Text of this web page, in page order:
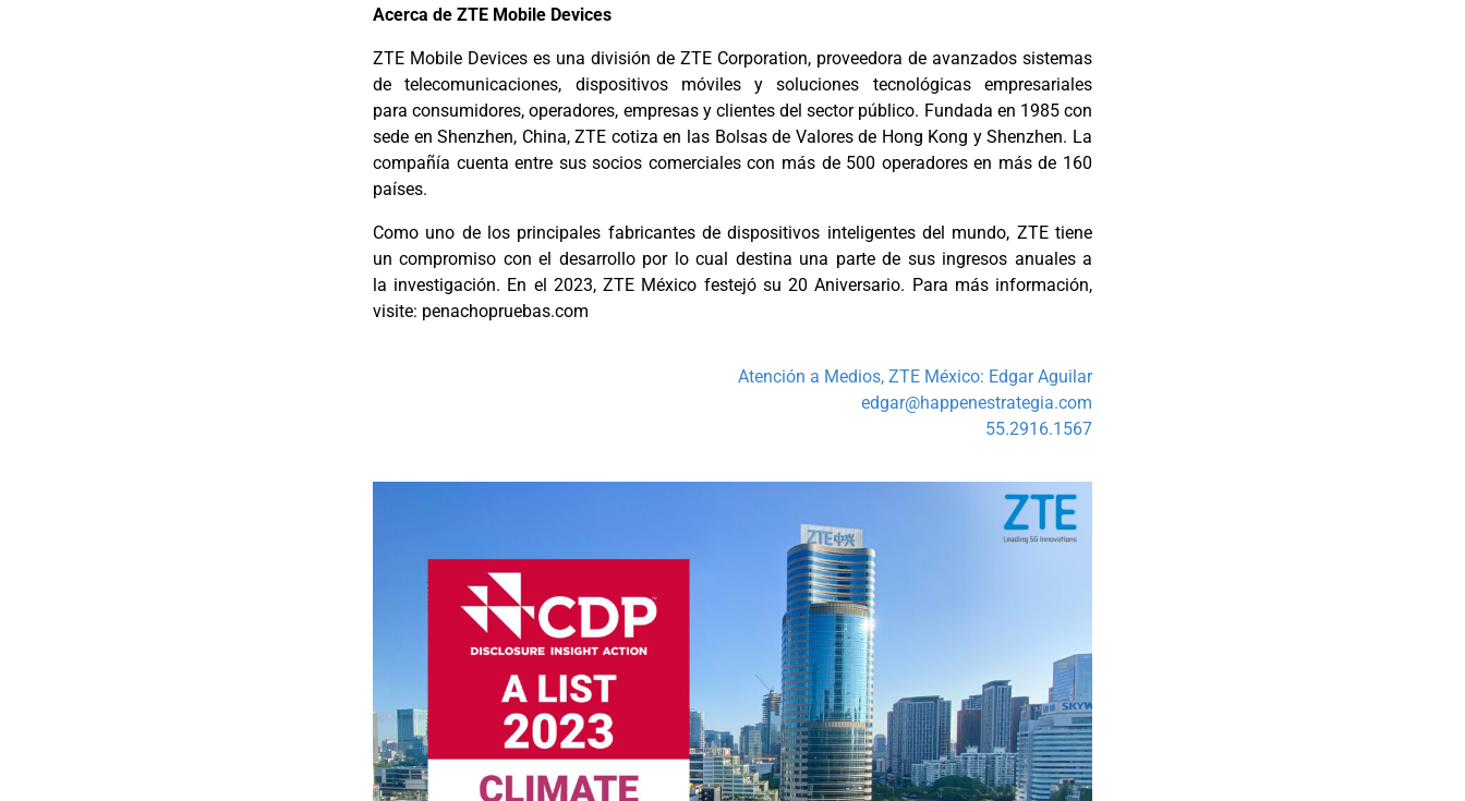
Acerca de ZTE Mobile Devices
ZTE Mobile Devices es una división de ZTE Corporation, proveedora de avanzados sistemas
detelecomunicaciones, dispositivos móviles y soluciones tecnológicas empresariales
paraconsumidores, operadores, empresas y clientes del sector público. Fundada en 1985 con
sede enShenzhen, China, ZTE cotiza en las Bolsas de Valores de Hong Kong y Shenzhen. La
compañía cuenta entre sus socios comerciales con más de 500 operadores en más de 160
países.
Como uno de los principales fabricantes de dispositivos inteligentes del mundo, ZTE tiene
uncompromiso con el desarrollo por lo cual destina una parte de sus ingresos anuales a
la investigación. En el 2023, ZTE México festejó su 20 Aniversario. Para más información,
visite: penachopruebas.com
Atención a Medios, ZTE México: Edgar Aguilar
edgar@happenestrategia.com
55.2916.1567